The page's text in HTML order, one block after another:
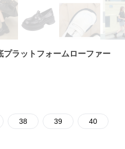
プラットフォームローファー
38 39 40